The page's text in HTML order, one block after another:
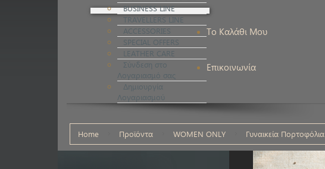
BUSINESS LINE
TRAVELLERS LINE
ACCESSORIES
SPECIAL OFFERS
LEATHER CARE
Σύνδεση στο
Λογαριασμό σας
Δημιουργία
Λογαριασμού
Το Καλάθι Μου
Επικοινωνία
Home Προϊόντα WOMEN ONLY Γυναικεία Πορτοφόλια